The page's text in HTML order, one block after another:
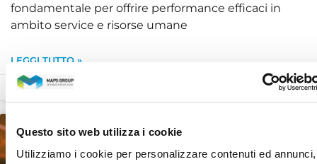
Questo sito web utilizza i cookie
Utilizziamo i cookie per personalizzare contenuti ed
fondamentale per offrire performance efficaci in
ambito service e risorse umane
LEGGI TUTTO »
17 Febbraio 2026